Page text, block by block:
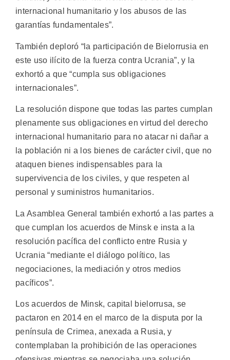
internacional humanitario y los abusos de las
garantías fundamentales”.
También deploró “la participación de Bielorrusia en
este uso ilícito de la fuerza contra Ucrania”, y la
exhortó a que “cumpla sus obligaciones
internacionales”.
La resolución dispone que todas las partes cumplan
plenamente sus obligaciones en virtud del derecho
internacional humanitario para no atacar ni dañar a
la población ni a los bienes de carácter civil, que no
ataquen bienes indispensables para la
supervivencia de los civiles, y que respeten al
personal y suministros humanitarios.
La Asamblea General también exhortó a las partes a
que cumplan los acuerdos de Minsk e insta a la
resolución pacífica del conflicto entre Rusia y
Ucrania “mediante el diálogo político, las
negociaciones, la mediación y otros medios
pacíficos”.
Los acuerdos de Minsk, capital bielorrusa, se
pactaron en 2014 en el marco de la disputa por la
península de Crimea, anexada a Rusia, y
contemplaban la prohibición de las operaciones